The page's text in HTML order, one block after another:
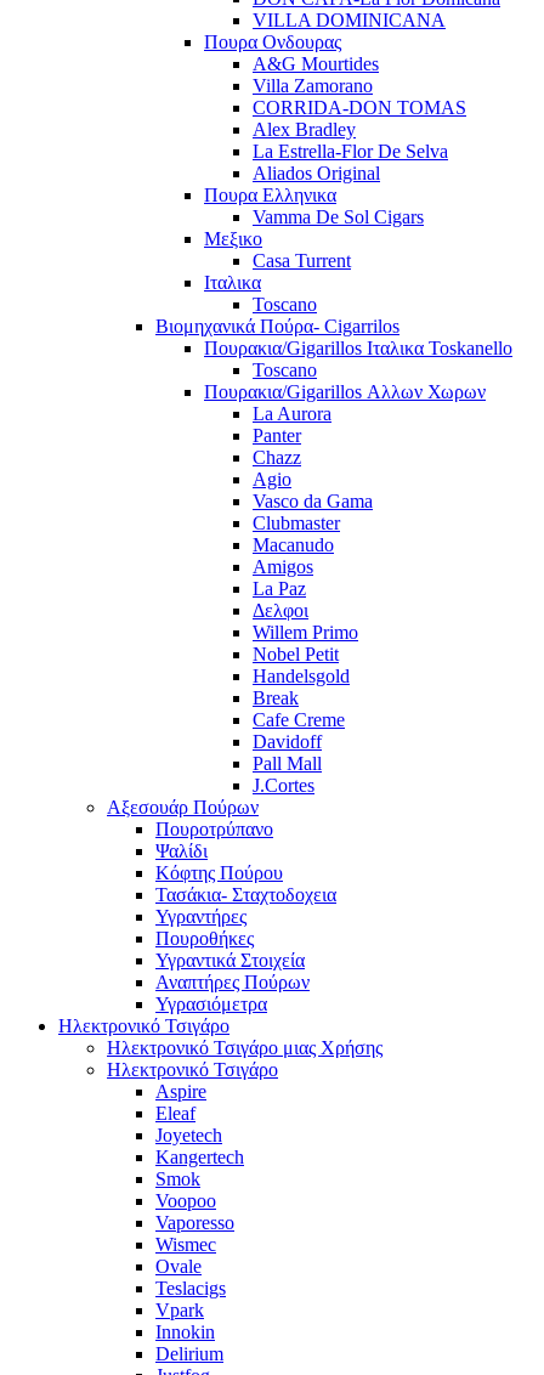
VILLA DOMINICANA
Πουρα Ονδουρας
A&G Mourtides
Villa Zamorano
CORRIDA-DON TOMAS
Alex Bradley
La Estrella-Flor De Selva
Aliados Original
Πουρα Ελληνικα
Vamma De Sol Cigars
Μεξικο
Casa Turrent
Ιταλικα
Toscano
Βιομηχανικά Πούρα- Cigarrilos
Πουρακια/Gigarillos Ιταλικα Toskanello
Toscano
Πουρακια/Gigarillos Αλλων Χωρων
La Aurora
Panter
Chazz
Agio
Vasco da Gama
Clubmaster
Macanudo
Amigos
La Paz
Δελφοι
Willem Primo
Nobel Petit
Handelsgold
Break
Cafe Creme
Davidoff
Pall Mall
J.Cortes
Αξεσουάρ Πούρων
Πουροτρύπανο
Ψαλίδι
Κόφτης Πούρου
Τασάκια- Σταχτοδοχεια
Υγραντήρες
Πουροθήκες
Υγραντικά Στοιχεία
Αναπτήρες Πούρων
Υγρασιόμετρα
Ηλεκτρονικό Τσιγάρο
Ηλεκτρονικό Τσιγάρο μιας Χρήσης
Ηλεκτρονικό Τσιγάρο
Aspire
Eleaf
Joyetech
Kangertech
Smok
Voopoo
Vaporesso
Wismec
Ovale
Teslacigs
Vpark
Innokin
Delirium